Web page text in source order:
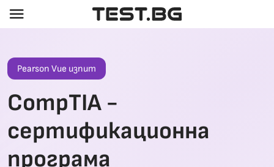
menu
Pearson Vue изпит
CompTIA -
сертификационна
програма